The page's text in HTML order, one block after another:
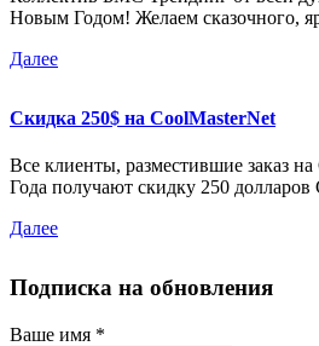
Новым Годом! Желаем сказочного,
Далее
Скидка 250$ на CoolMasterNet
Все клиенты, разместившие заказ
Года получают скидку 250
Далее
Подписка на обновления
Ваше имя *